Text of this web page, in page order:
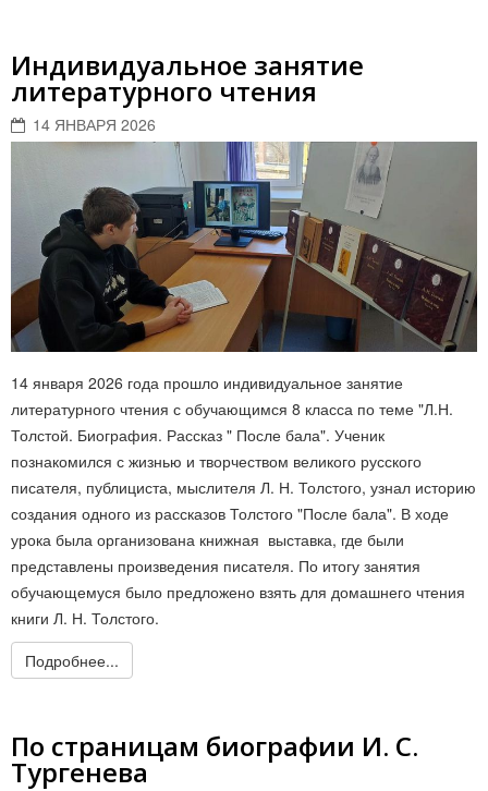
Индивидуальное занятие
литературного чтения
14 ЯНВАРЯ 2026
14 января 2026 года прошло индивидуальное занятие
литературного чтения с обучающимся 8 класса по теме "Л.Н.
Толстой. Биография. Рассказ " После бала". Ученик
познакомился с жизнью и творчеством великого русского
писателя, публициста, мыслителя Л. Н. Толстого, узнал историю
создания одного из рассказов Толстого "После бала". В ходе
урока была организована книжная выставка, где были
представлены произведения писателя. По итогу занятия
обучающемуся было предложено взять для домашнего чтения
книги Л. Н. Толстого.
Подробнее...
По страницам биографии И. С.
Тургенева